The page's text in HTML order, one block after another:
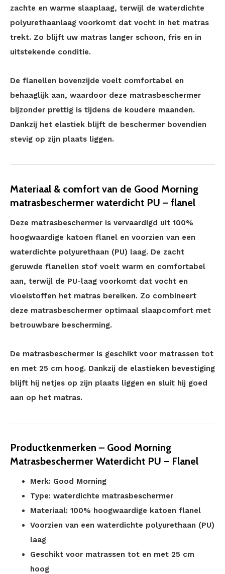
zachte en warme slaaplaag, terwijl de waterdichte
polyurethaanlaag voorkomt dat vocht in het matras
trekt. Zo blijft uw matras langer schoon, fris en in
uitstekende conditie.
De flanellen bovenzijde voelt comfortabel en
behaaglijk aan, waardoor deze matrasbeschermer
bijzonder prettig is tijdens de koudere maanden.
Dankzij het elastiek blijft de beschermer bovendien
stevig op zijn plaats liggen.
Materiaal & comfort van de Good Morning
matrasbeschermer waterdicht PU – flanel
Deze matrasbeschermer is vervaardigd uit 100%
hoogwaardige katoen flanel en voorzien van een
waterdichte polyurethaan (PU) laag. De zacht
geruwde flanellen stof voelt warm en comfortabel
aan, terwijl de PU-laag voorkomt dat vocht en
vloeistoffen het matras bereiken. Zo combineert
deze matrasbeschermer optimaal slaapcomfort met
betrouwbare bescherming.
De matrasbeschermer is geschikt voor matrassen tot
en met 25 cm hoog. Dankzij de elastieken bevestiging
blijft hij netjes op zijn plaats liggen en sluit hij goed
aan op het matras.
Productkenmerken – Good Morning
Matrasbeschermer Waterdicht PU – Flanel
Merk: Good Morning
Type: waterdichte matrasbeschermer
Materiaal: 100% hoogwaardige katoen flanel
Voorzien van een waterdichte polyurethaan (PU)
laag
Geschikt voor matrassen tot en met 25 cm
hoog